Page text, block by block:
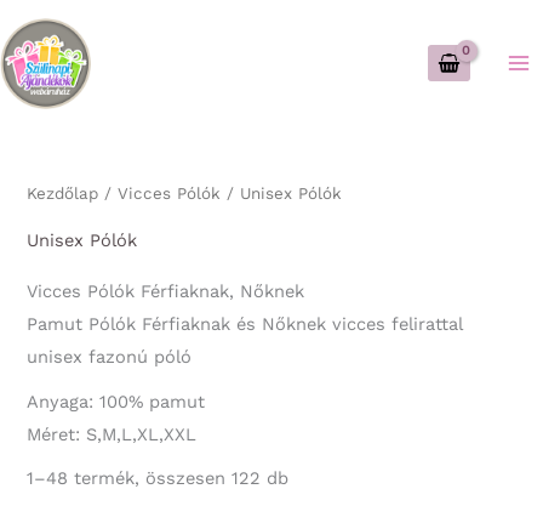
Skip
to
content
Kezdőlap /Vicces Pólók / Unisex Pólók
Unisex Pólók
Vicces Pólók Férfiaknak, Nőknek
Pamut Pólók Férfiaknak és Nőknek vicces felirattal
unisex fazonú póló
Anyaga: 100% pamut
Méret: S,M,L,XL,XXL
1–48 termék, összesen 122 dbSorted